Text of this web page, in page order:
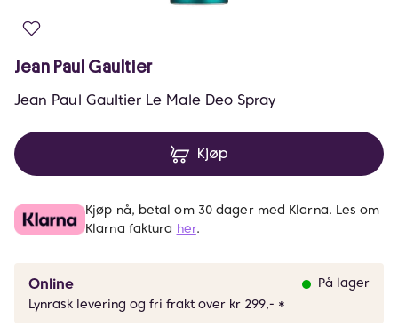
Jean Paul Gaultier
Jean Paul Gaultier Le Male Deo Spray
Kjøp
Kjøp nå, betal om 30 dager med Klarna. Les om
Klarna faktura her.
Online
På lager
Lynrask levering og fri frakt over kr 299,- *